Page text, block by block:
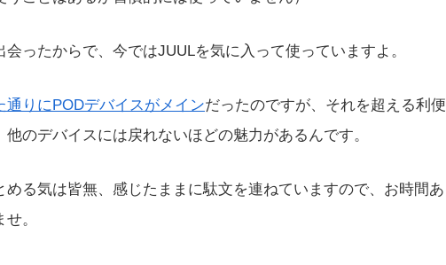
ったからで、今ではJUULを気に入って使っていますよ。
通りにPODデバイスがメインだったのですが、それを超える利便
のデバイスには戻れないほどの魅力があるんです。
める気は皆無、感じたままに駄文を連ねていますので、お時間あ
。